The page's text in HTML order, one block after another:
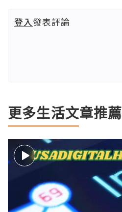
登入發表評論
更多生活文章推薦